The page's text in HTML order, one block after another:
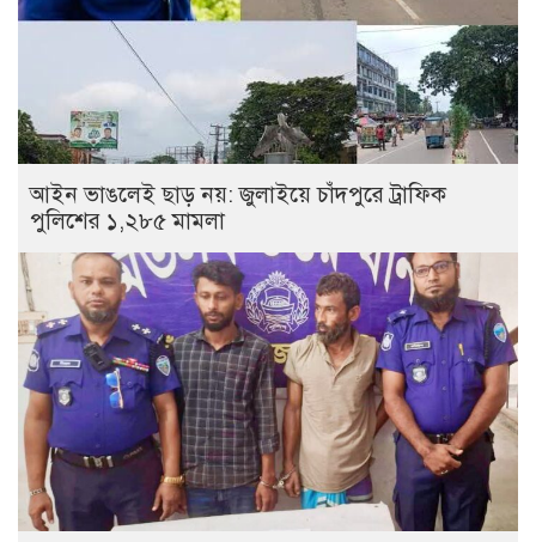
আইন ভাঙলেই ছাড় নয়: জুলাইয়ে চাঁদপুরে ট্রাফিক
পুলিশের ১,২৮৫ মামলা